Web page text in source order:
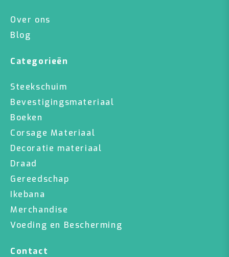
Over ons
Blog
Categorieën
Steekschuim
Bevestigingsmateriaal
Boeken
Corsage Materiaal
Decoratie materiaal
Draad
Gereedschap
Ikebana
Merchandise
Voeding en Bescherming
Contact